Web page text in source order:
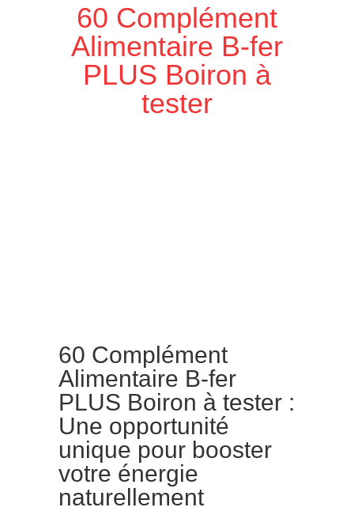
60 Complément
Alimentaire B-fer
PLUS Boiron à
tester
60 Complément
Alimentaire B-fer
PLUS Boiron à tester :
Une opportunité
unique pour booster
votre énergie
naturellement